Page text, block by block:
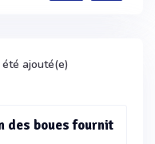
ajouté(e)
des boues fournit